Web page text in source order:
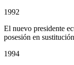
1992
El nuevo presidente
posesión en
1994